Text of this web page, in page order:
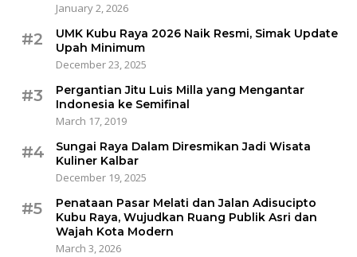
January 2, 2026
#2
UMK Kubu Raya 2026 Naik Resmi, Simak Update
Upah Minimum
December 23, 2025
#3
Pergantian Jitu Luis Milla yang Mengantar
Indonesia ke Semifinal
March 17, 2019
#4
Sungai Raya Dalam Diresmikan Jadi Wisata
Kuliner Kalbar
December 19, 2025
#5
Penataan Pasar Melati dan Jalan Adisucipto
Kubu Raya, Wujudkan Ruang Publik Asri dan
Wajah Kota Modern
March 3, 2026